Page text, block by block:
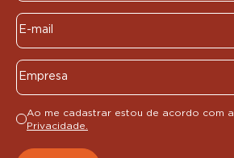
Ao me cadastrar estou de acordo com a
Privacidade.